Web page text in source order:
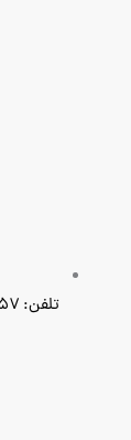
تلفن: ۰۲۱۸۸۸۵۶۱۵۷